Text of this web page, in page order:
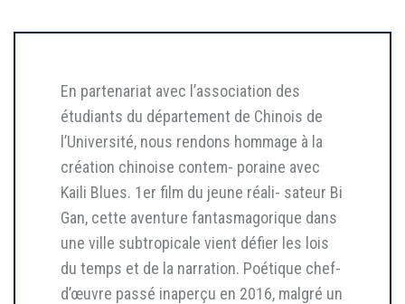
En partenariat avec l’association des
étudiants du département de Chinois de
l’Université, nous rendons hommage à la
création chinoise contem- poraine avec
Kaili Blues. 1er film du jeune réali- sateur Bi
Gan, cette aventure fantasmagorique dans
une ville subtropicale vient défier les lois
du temps et de la narration. Poétique chef-
d’œuvre passé inaperçu en 2016, malgré un